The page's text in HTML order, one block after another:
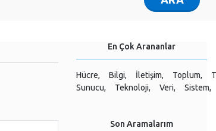
En Çok Arananlar
Hücre, Bilgi, İletişim, Toplum,
Sunucu,
Teknoloji, Veri, Sistem,
Son Aramalarım